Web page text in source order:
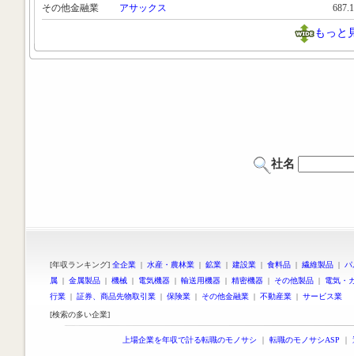
その他金融業
アサックス
もっと
社名
[年収ランキング] 全企業 | 水産・農林業 | 鉱業 | 建設業 | 食料品 | 繊維製品 |
属 | 金属製品 | 機械 | 電気機器 | 輸送用機器 | 精密機器 | その他製品 | 電気・
行業 | 証券、商品先物取引業 | 保険業 | その他金融業 | 不動産業 | サービス業
[検索の多い企業]
上場企業を年収で計る転職のモノサシ ｜ 転職のモノサシASP ｜